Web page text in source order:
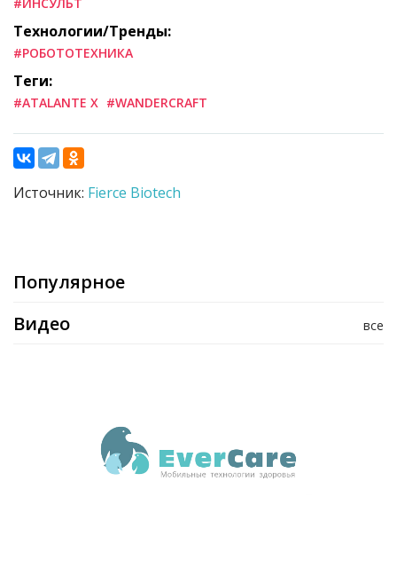
Технологии/Тренды:
#РОБОТОТЕХНИКА
Теги:
#ATALANTE X #WANDERCRAFT
Источник: Fierce Biotech
Популярное
все
Видео